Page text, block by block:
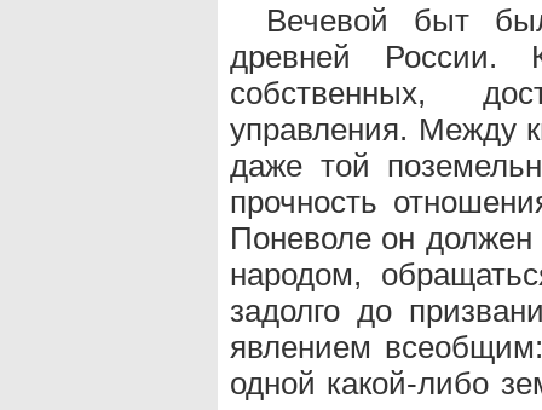
Вечевой быт
древней
собственных,
управления. Между
даже той
прочность
Поневоле он
народом,
задолго до
явлением
одной какой-либо